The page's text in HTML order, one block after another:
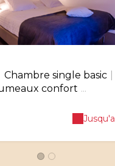
Chambre single basic
confort ...